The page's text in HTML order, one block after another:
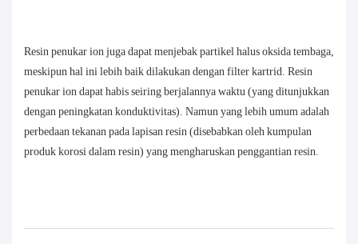
Resin penukar ion juga dapat menjebak partikel halus oksida tembaga,
meskipun hal ini lebih baik dilakukan dengan filter kartrid. Resin
penukar ion dapat habis seiring berjalannya waktu (yang ditunjukkan
dengan peningkatan konduktivitas). Namun yang lebih umum adalah
perbedaan tekanan pada lapisan resin (disebabkan oleh kumpulan
produk korosi dalam resin) yang mengharuskan penggantian resin.